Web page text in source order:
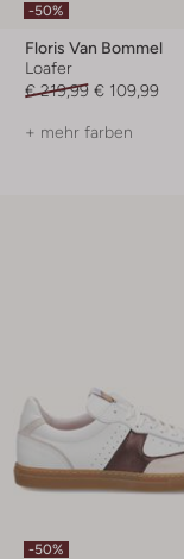
-50%
Floris Van Bommel
Loafer
€ 219,99 € 109,99
+ mehr farben
-50%